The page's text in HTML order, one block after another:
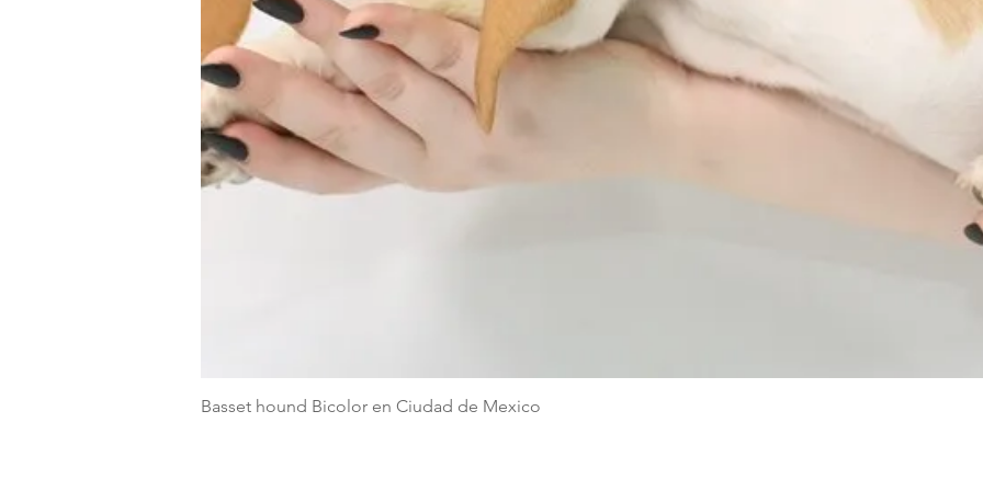
Basset hound Bicolor en Ciudad de Mexico